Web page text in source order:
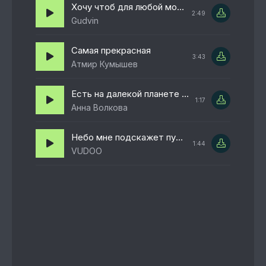
Хочу чтоб для любой моей мечты
Gudvin
2:49
Самая прекрасная
Атмир Кумышев
3:43
Есть на далекой планете город влюбленных людей
Анна Волкова
1:17
Небо мне подскажет путь и я по нему пойду
VUDOO
1:44